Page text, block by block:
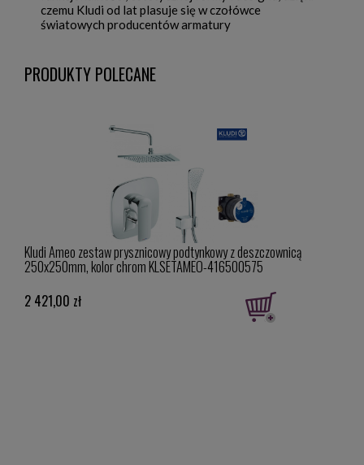
czemu Kludi od lat plasuje się w czołówce
światowych producentów armatury
PRODUKTY POLECANE
Kludi Ameo zestaw prysznicowy podtynkowy z deszczownicą
250x250mm, kolor chrom KLSETAMEO-416500575
2 421,00 zł